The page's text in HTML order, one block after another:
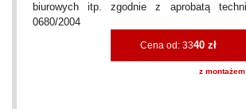
biurowych itp. zgodnie z aprobatą
0680/2004
Cena od: 3340 zł
z montażem